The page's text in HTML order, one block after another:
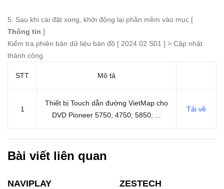
5. Sau khi cài đặt xong, khởi động lại phần mềm vào mục [
Thông tin ]
Kiểm tra phiên bản dữ liệu bản đồ [ 2024 02 S01 ] > Cập nhật
thành công
STT Mô tả
1
Thiết bị Touch dẫn đường VietMap cho
DVD Pioneer 5750; 4750; 5850; ...
Tải về
Bài viết liên quan
NAVIPLAY ZESTECH